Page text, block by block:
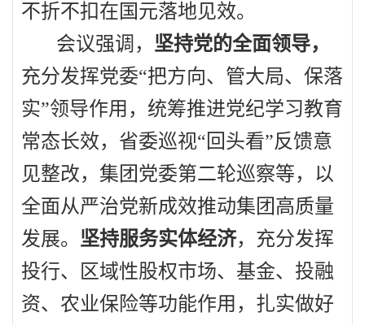
不折不扣在国元落地见效。
会议强调， 坚持党的全面领导，
充分发挥党委“把方向、管大局、保落
实”领导作用，统筹推进党纪学习教育
常态长效，省委巡视“回头看”反馈意
见整改，集团党委第二轮巡察等，以
全面从严治党新成效推动集团高质量
发展。 坚持服务实体经济，充分发挥
投行、区域性股权市场、基金、投融
资、农业保险等功能作用，扎实做好